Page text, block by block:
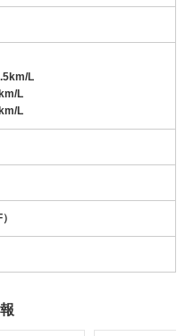
L
L
L